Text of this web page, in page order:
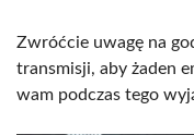
Zwróćcie uwagę na
transmisji, aby żaden
wam podczas tego